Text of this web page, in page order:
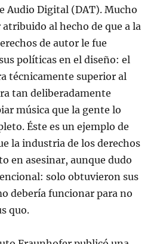
Audio Digital (DAT). Mucho
atribuido al hecho de que a la
de autor le fue
políticas en el diseño: el
técnicamente superior al
tan deliberadamente
música que la gente lo
Éste es un ejemplo de
la industria de los derechos
en asesinar, aunque dudo
solo obtuvieron sus
debería funcionar para no
quo.